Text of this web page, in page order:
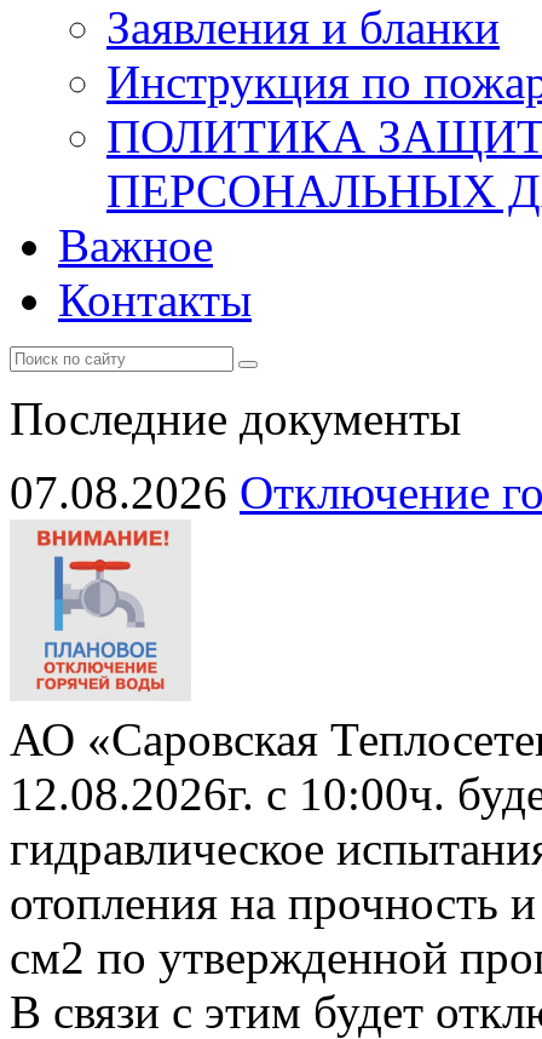
Заявления и бланки
Инструкция по
ПОЛИТИКА
ПЕРСОНАЛЬНЫХ
Важное
Контакты
Последние документы
07.08.2026 Отключение
АО «Саровская
12.08.2026г. с 10:00ч.
гидравлическое
отопления на прочность
см2 по утвержденной
В связи с этим будет